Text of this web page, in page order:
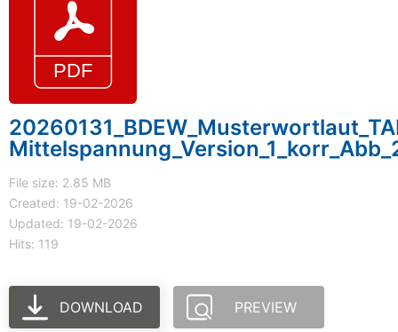
File size: 2.85 MB
Created: 19-02-2026
Updated: 19-02-2026
Hits: 119
DOWNLOAD PREVIEW